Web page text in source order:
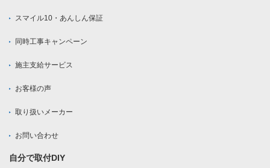
スマイル10・あんしん保証
同時工事キャンペーン
施主支給サービス
お客様の声
取り扱いメーカー
お問い合わせ
自分で取付DIY